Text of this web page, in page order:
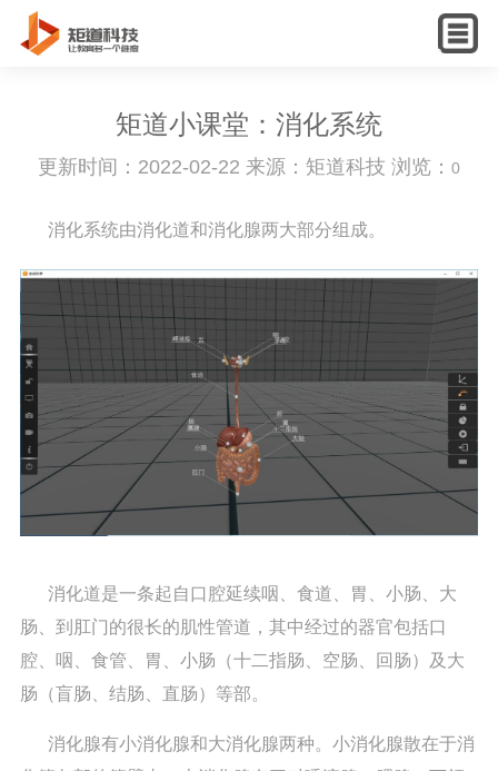
English
矩道小课堂：消化系统
更新时间：2022-02-22 来源：矩道科技 浏览： 0
消化系统由消化道和消化腺两大部分组成。
消化道是一条起自口腔延续咽、食道、胃、小肠、大
肠、到肛门的很长的肌性管道，其中经过的器官包括口
腔、咽、食管、胃、小肠（十二指肠、空肠、回肠）及大
肠（盲肠、结肠、直肠）等部。
消化腺有小消化腺和大消化腺两种。小消化腺散在于消